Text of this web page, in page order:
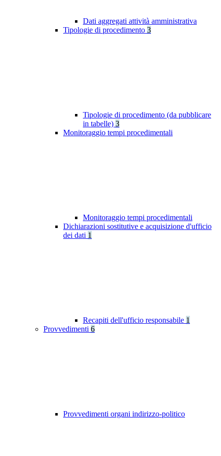
Dati aggregati attività amministrativa
Tipologie di procedimento 3
Tipologie di procedimento (da pubblicare
in tabelle) 3
Monitoraggio tempi procedimentali
Monitoraggio tempi procedimentali
Dichiarazioni sostitutive e acquisizione d'ufficio
dei dati 1
Recapiti dell'ufficio responsabile 1
Provvedimenti 6
Provvedimenti organi indirizzo-politico